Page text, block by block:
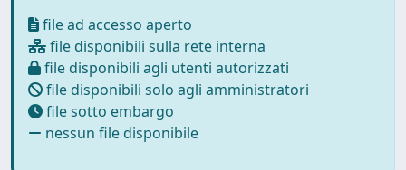
file ad accesso aperto
file disponibili sulla rete interna
file disponibili agli utenti autorizzati
file disponibili solo agli amministratori
file sotto embargo
nessun file disponibile